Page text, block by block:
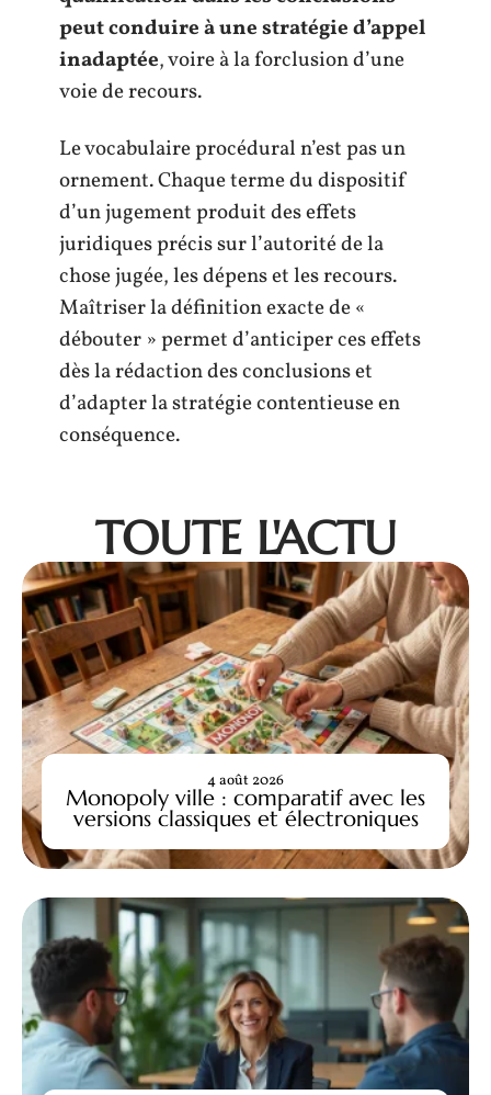
peut conduire à une stratégie d’appel
inadaptée, voire à la forclusion d’une
voie de recours.
Le vocabulaire procédural n’est pas un
ornement. Chaque terme du dispositif
d’un jugement produit des effets
juridiques précis sur l’autorité de la
chose jugée, les dépens et les recours.
Maîtriser la définition exacte de «
débouter » permet d’anticiper ces effets
dès la rédaction des conclusions et
d’adapter la stratégie contentieuse en
conséquence.
TOUTE L'ACTU
Monopoly ville : comparatif avec les
versions classiques et électroniques
4 août 2026